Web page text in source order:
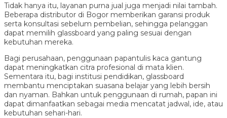
Tidak hanya itu, layanan purna jual juga menjadi nilai tambah.
Beberapa distributor di Bogor memberikan garansi produk
serta konsultasi sebelum pembelian, sehingga pelanggan
dapat memilih glassboard yang paling sesuai dengan
kebutuhan mereka.
Bagi perusahaan, penggunaan papantulis kaca gantung
dapat meningkatkan citra profesional di mata klien.
Sementara itu, bagi institusi pendidikan, glassboard
membantu menciptakan suasana belajar yang lebih bersih
dan nyaman. Bahkan untuk penggunaan di rumah, papan ini
dapat dimanfaatkan sebagai media mencatat jadwal, ide, atau
kebutuhan sehari-hari.